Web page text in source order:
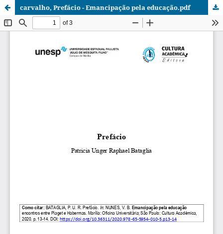
carvalho, Prefácio - Emancipação pela educação.pdf